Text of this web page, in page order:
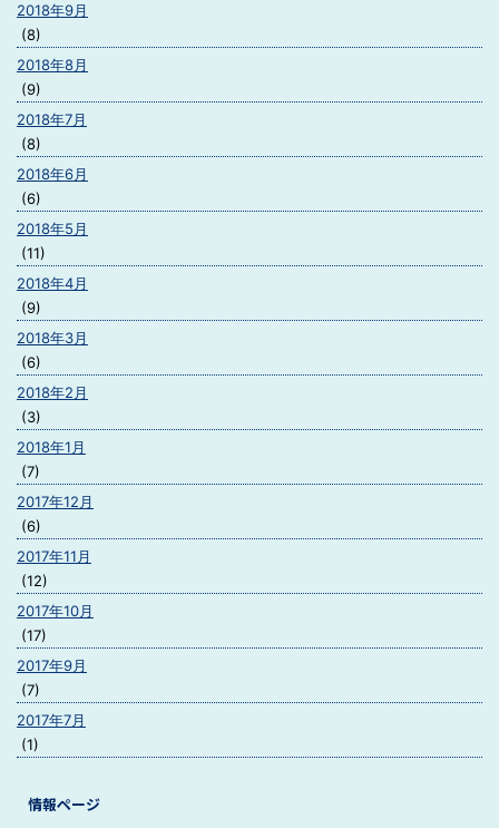
2018年9月
(8)
2018年8月
(9)
2018年7月
(8)
2018年6月
(6)
2018年5月
(11)
2018年4月
(9)
2018年3月
(6)
2018年2月
(3)
2018年1月
(7)
2017年12月
(6)
2017年11月
(12)
2017年10月
(17)
2017年9月
(7)
2017年7月
(1)
情報ページ